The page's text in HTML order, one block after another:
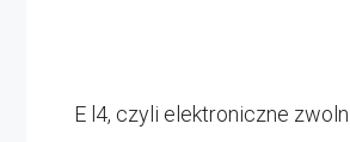
E l4, czyli elektroniczne